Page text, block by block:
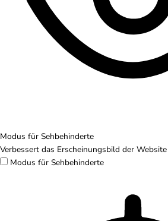
Modus für Sehbehinderte
Verbessert das Erscheinungsbild der Website
Modus für Sehbehinderte